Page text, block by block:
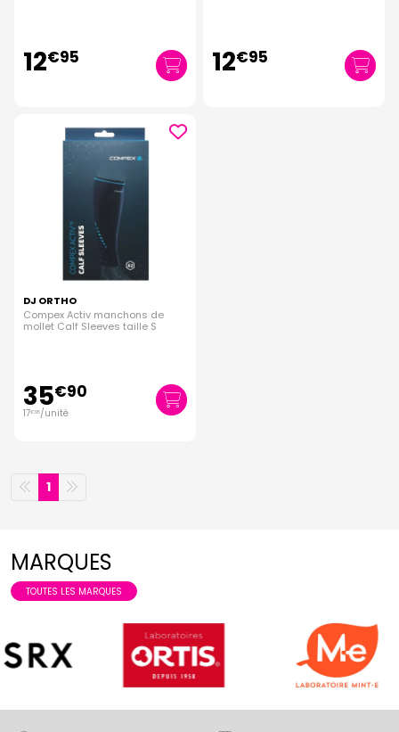
12€95 12€95
DJ ORTHO
Compex Activ manchons de
mollet Calf Sleeves taille S
35€90
17€95/unité
1
MARQUES
TOUTES LES MARQUES